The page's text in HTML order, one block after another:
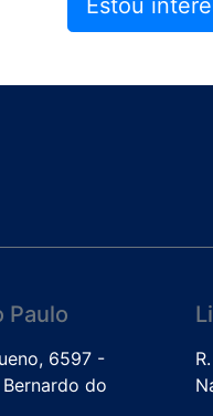
Estou
Paulo
6597 -
do